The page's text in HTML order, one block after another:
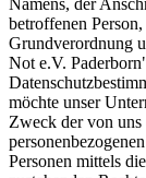
betroffenen
Grundverordnung
Not e.V.
möchte unser
Zweck der von uns
Personen mittels